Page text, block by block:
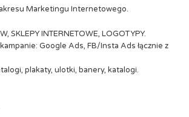
Marketingu Internetowego.
SKLEPY INTERNETOWE, LOGOTYPY.
Google Ads, FB/Insta Ads łącznie z
plakaty, ulotki, banery, katalogi.